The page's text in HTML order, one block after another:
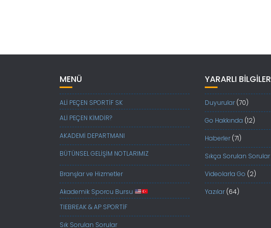
MENÜ
ALİ PEÇEN SPORTİF SK
ALİ PEÇEN KİMDİR?
AKADEMİ DEPARTMANI
BÜTÜNSEL GELİŞİM NOTLARIMIZ
Branşlar ve Hizmetler
Akademik Sporcu Bursu
TIEBREAK & AP SPORTİF
Sık Sorulan Sorular
YARARLI BILGILER
Duyurular (70)
Go Hakkında (12)
Haberler (71)
Sıkça Sorulan Sorular
Videolarla Go (2)
Yazılar (64)